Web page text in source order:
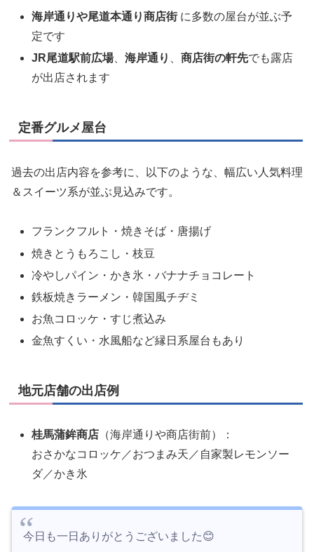
海岸通りや尾道本通り商店街に多数の屋台が並ぶ予
定です
JR尾道駅前広場、海岸通り 、商店街の軒先でも露店
が出店されます
定番グルメ屋台
過去の出店内容を参考に、以下のような、幅広い人気料理
＆スイーツ系が並ぶ見込みです。
フランクフルト・焼きそば・唐揚げ
焼きとうもろこし・枝豆
冷やしパイン・かき氷・バナナチョコレート
鉄板焼きラーメン・韓国風チヂミ
お魚コロッケ・すじ煮込み
金魚すくい・水風船など縁日系屋台もあり
地元店舗の出店例
桂馬蒲鉾商店 （海岸通りや商店街前）：
おさかなコロッケ／おつまみ天／自家製レモンソー
ダ／かき氷
今日も一日ありがとうございました😊